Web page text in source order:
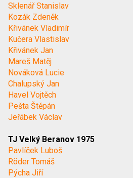
Sklenář Stanislav
Kozák Zdeněk
Křivánek Vladimír
Kučera Vlastislav
Křivánek Jan
Mareš Matěj
Nováková Lucie
Chalupský Jan
Havel Vojtěch
Pešta Štěpán
Jeřábek Václav
TJ Velký Beranov 1975
Pavlíček Luboš
Röder Tomáš
Pýcha Jiří